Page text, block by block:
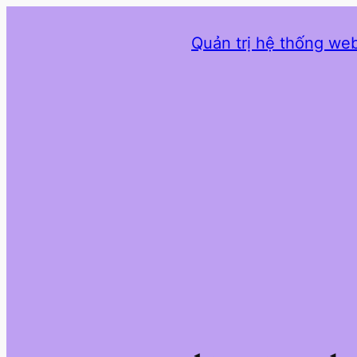
Quản trị hệ thống